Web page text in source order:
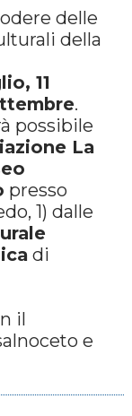
delle
della
11
.
possibile
La
presso
1) dalle
di
il
e